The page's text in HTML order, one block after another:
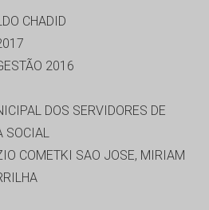
CHADID
2016
DOS SERVIDORES DE
SOCIAL
COMETKI SAO JOSE, MIRIAM